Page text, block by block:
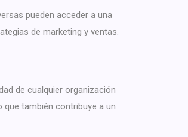
pueden acceder a una
de marketing y ventas.
de cualquier organización
también contribuye a un